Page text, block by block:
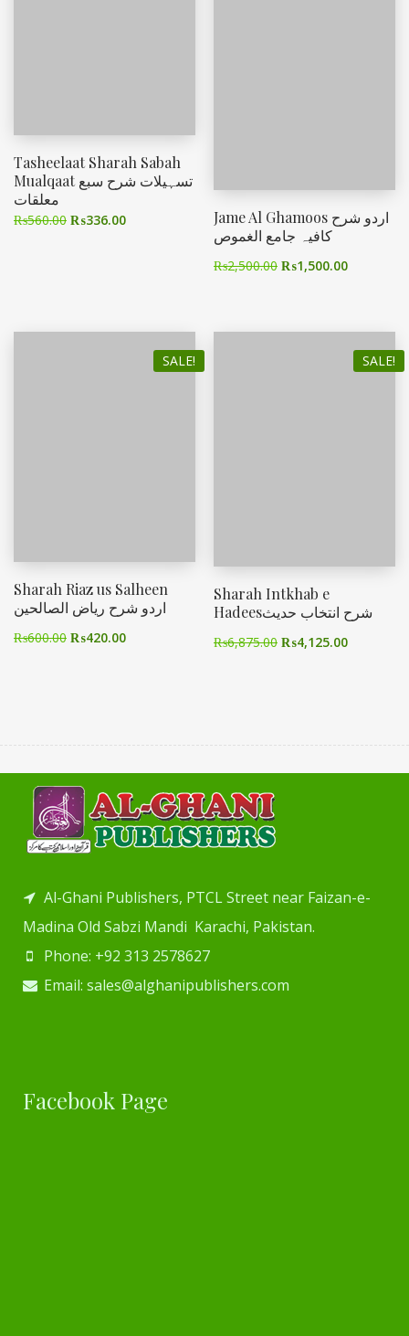
Tasheelaat Sharah Sabah
Mualqaat تسہیلات شرح سبع
معلقات
₨560.00 ₨336.00
Jame Al Ghamoos اردو شرح
کافیہ جامع الغموص
₨2,500.00 ₨1,500.00
SALE!
Sharah Riaz us Salheen
اردو شرح ریاض الصالحین
₨600.00 ₨420.00
SALE!
Sharah Intkhab e
Hadeesشرح انتخاب حدیث
₨6,875.00 ₨4,125.00
Al-Ghani Publishers, PTCL Street near Faizan-e-
Madina Old Sabzi Mandi Karachi, Pakistan.
Phone: +92 313 2578627
Email: sales@alghanipublishers.com
Facebook Page